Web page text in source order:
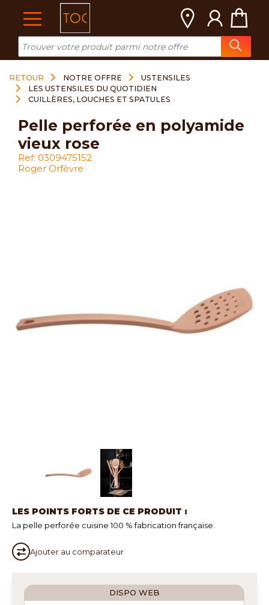
RETOUR NOTRE OFFRE
USTENSILES
LES USTENSILES DU QUOTIDIEN
CUILLÈRES, LOUCHES ET SPATULES
LES POINTS FORTS DE CE PRODUIT :
La pelle perforée cuisine 100 % fabrication française.
Ajouter au comparateur
pelle perforée en polyamide
vieux rose
Ref: 0309475152
Roger Orfèvre
DISPO WEB
Cookies management panel